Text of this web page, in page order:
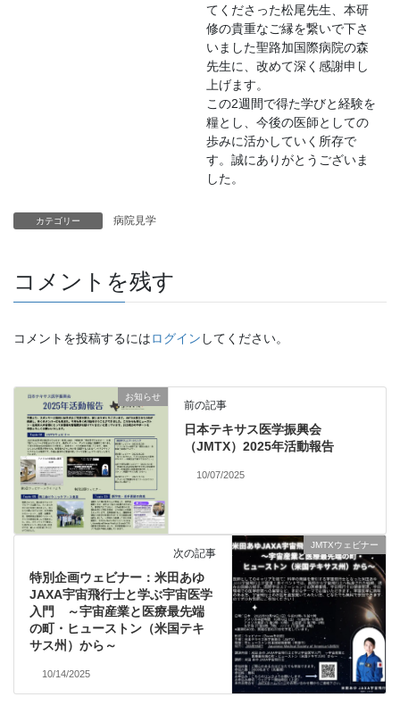
てくださった松尾先生、本研
修の貴重なご縁を繋いで下さ
いました聖路加国際病院の森
先生に、改めて深く感謝申し
上げます。
この2週間で得た学びと経験を
糧とし、今後の医師としての
歩みに活かしていく所存で
す。誠にありがとうございま
した。
カテゴリー 病院見学
コメントを残す
コメントを投稿するにはログイン してください。
お知らせ
前の記事
日本テキサス医学振興会
（JMTX）2025年活動報告
10/07/2025
JMTXウェビナー
次の記事
特別企画ウェビナー：米田あゆ
JAXA宇宙飛行士と学ぶ宇宙医学
入門 ～宇宙産業と医療最先端
の町・ヒューストン（米国テキ
サス州）から～
10/14/2025